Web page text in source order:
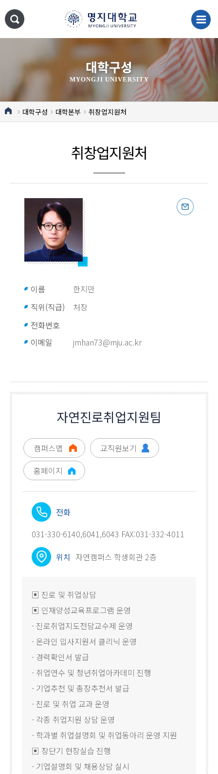
대학구성
MYONGJI UNIVERSITY
대학구성 대학본부 취창업지원처
취창업지원처
이름
한지만
직위(직급)
처장
전화번호
이메일
jmhan73@mju.ac.kr
자연진로취업지원팀
캠퍼스맵
교직원보기
홈페이지
전화
031-330-6140,6041,6043 FAX:031-332-4011
위치 자연캠퍼스 학생회관 2층
▣ 진로 및 취업상담
▣ 인재양성교육프로그램 운영
- 진로취업지도전담교수제 운영
- 온라인 입사지원서 클리닉 운영
- 경력확인서 발급
- 취업연수 및 청년취업아카데미 진행
- 기업추천 및 총장추천서 발급
- 진로 및 취업 교과 운영
- 각종 취업지원 상담 운영
- 학과별 취업설명회 및 취업동아리 운영 지원
▣ 장단기 현장실습 진행
- 기업설명회 및 채용상담 실시